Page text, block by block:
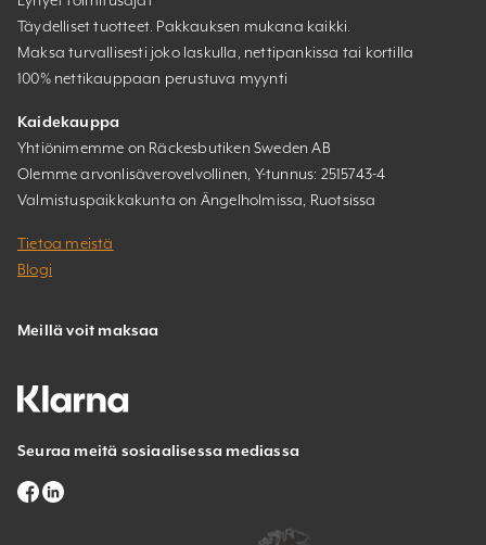
Täydelliset tuotteet. Pakkauksen mukana kaikki.
Maksa turvallisesti joko laskulla, nettipankissa tai kortilla
100% nettikauppaan perustuva myynti
Kaidekauppa
Yhtiönimemme on Räckesbutiken Sweden AB
Olemme arvonlisäverovelvollinen, Y-tunnus: 2515743-4
Valmistuspaikkakunta on Ängelholmissa, Ruotsissa
Tietoa meistä
Blogi
Meillä voit maksaa
Seuraa meitä sosiaalisessa mediassa